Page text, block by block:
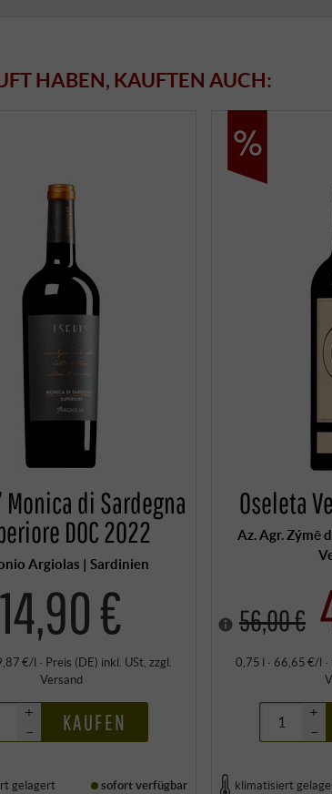
HABEN, KAUFTEN AUCH:
Monica di Sardegna
DOC 2022
Argiolas | Sardinien
14,90 €
€/l · Preis (DE) inkl. USt , zzgl.
Versand
+
–
KAUFEN
gelagert sofort verfügbar
Oseleta
Az. Agr. Zýmē
56,00 €
0,75 l · 66,65 €/l ·
+
–
klimatisiert